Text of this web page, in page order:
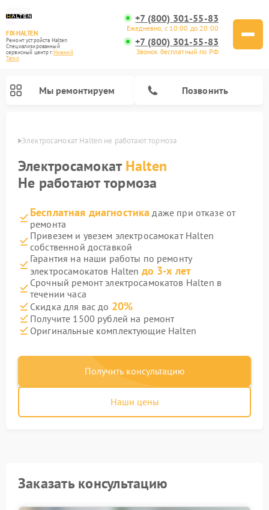
FIX-HALTEN
Ремонт устройств Halten
Специализированный
cервисный центр г.Нижний
Тагил
+7 (800) 301-55-83
Ежедневно, с 10:00 до 20:00
+7 (800) 301-55-83
Звонок бесплатный по РФ
Мы ремонтируем Позвонить
Электросамокат Halten не работают тормоза
Электросамокат Halten
Не работают тормоза
Бесплатная диагностика даже при отказе от
ремонта
Привезем и увезем электросамокат Halten
собственной доставкой
Гарантия на наши работы по ремонту
электросамокатов Halten до 3-х лет
Срочный ремонт электросамокатов Halten в
течении часа
Скидка для вас до 20%
Получите 1500 рублей на ремонт
Оригинальные комплектующие Halten
Получить консультацию
Наши цены
Заказать консультацию